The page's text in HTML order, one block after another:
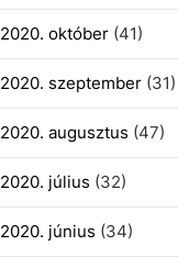
2020. október(41)
2020. szeptember(31)
2020. augusztus (47)
2020. július (32)
2020. június (34)